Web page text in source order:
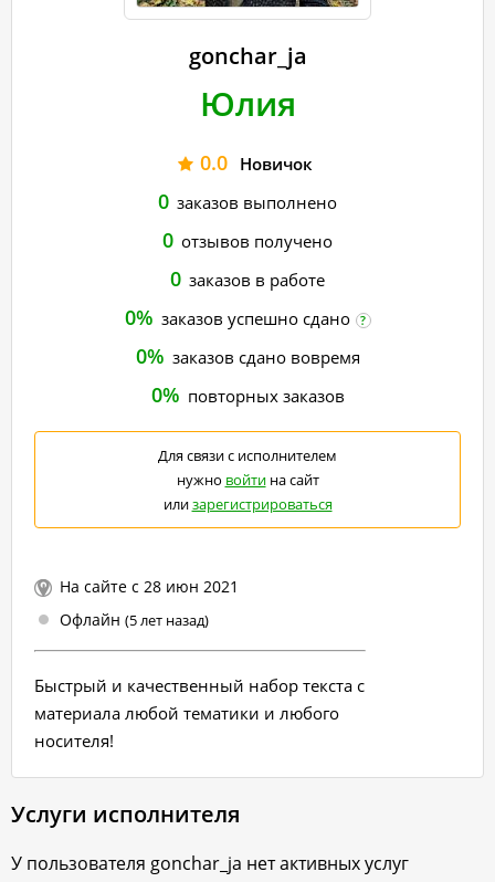
gonchar_ja
Юлия
0.0 Новичок
0 заказов выполнено
0 отзывов получено
0 заказов в работе
0% заказов успешно сдано ?
0% заказов сдано вовремя
0% повторных заказов
Для связи с исполнителем
нужно войтина сайт
илизарегистрироваться
На сайте с 28 июн 2021
Офлайн (5 лет назад)
Быстрый и качественный набор текста с
материала любой тематики и любого
носителя!
Услуги исполнителя
У пользователя gonchar_ja нет активных услуг